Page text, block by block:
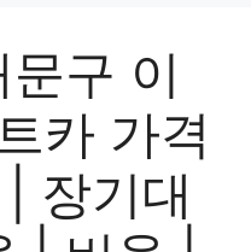
구 이
카 가격
장기대